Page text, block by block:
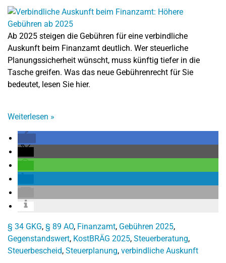
Ab 2025 steigen die Gebühren für eine verbindliche
Auskunft beim Finanzamt deutlich. Wer steuerliche
Planungssicherheit wünscht, muss künftig tiefer in die
Tasche greifen. Was das neue Gebührenrecht für Sie
bedeutet, lesen Sie hier.
Weiterlesen »
§ 34 GKG, § 89 AO, Finanzamt, Gebühren 2025,
Gegenstandswert, KostBRÄG 2025, Steuerberatung,
Steuerbescheid, Steuerplanung, verbindliche Auskunft